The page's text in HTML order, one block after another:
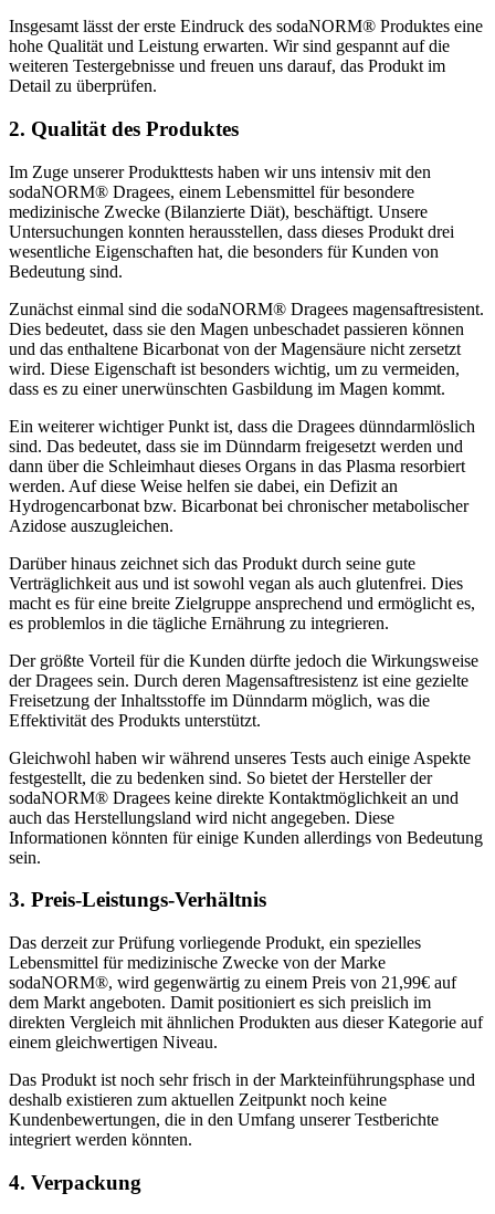
Insgesamt lässt der erste Eindruck des sodaNORM® Produktes eine
hohe Qualität und Leistung erwarten. Wir sind gespannt auf die
weiteren Testergebnisse und freuen uns darauf, das Produkt im
Detail zu überprüfen.
2. Qualität des Produktes
Im Zuge unserer Produkttests haben wir uns intensiv mit den
sodaNORM® Dragees, einem Lebensmittel für besondere
medizinische Zwecke (Bilanzierte Diät), beschäftigt. Unsere
Untersuchungen konnten herausstellen, dass dieses Produkt drei
wesentliche Eigenschaften hat, die besonders für Kunden von
Bedeutung sind.
Zunächst einmal sind die sodaNORM® Dragees magensaftresistent.
Dies bedeutet, dass sie den Magen unbeschadet passieren können
und das enthaltene Bicarbonat von der Magensäure nicht zersetzt
wird. Diese Eigenschaft ist besonders wichtig, um zu vermeiden,
dass es zu einer unerwünschten Gasbildung im Magen kommt.
Ein weiterer wichtiger Punkt ist, dass die Dragees dünndarmlöslich
sind. Das bedeutet, dass sie im Dünndarm freigesetzt werden und
dann über die Schleimhaut dieses Organs in das Plasma resorbiert
werden. Auf diese Weise helfen sie dabei, ein Defizit an
Hydrogencarbonat bzw. Bicarbonat bei chronischer metabolischer
Azidose auszugleichen.
Darüber hinaus zeichnet sich das Produkt durch seine gute
Verträglichkeit aus und ist sowohl vegan als auch glutenfrei. Dies
macht es für eine breite Zielgruppe ansprechend und ermöglicht es,
es problemlos in die tägliche Ernährung zu integrieren.
Der größte Vorteil für die Kunden dürfte jedoch die Wirkungsweise
der Dragees sein. Durch deren Magensaftresistenz ist eine gezielte
Freisetzung der Inhaltsstoffe im Dünndarm möglich, was die
Effektivität des Produkts unterstützt.
Gleichwohl haben wir während unseres Tests auch einige Aspekte
festgestellt, die zu bedenken sind. So bietet der Hersteller der
sodaNORM® Dragees keine direkte Kontaktmöglichkeit an und
auch das Herstellungsland wird nicht angegeben. Diese
Informationen könnten für einige Kunden allerdings von Bedeutung
sein.
3. Preis-Leistungs-Verhältnis
Das derzeit zur Prüfung vorliegende Produkt, ein spezielles
Lebensmittel für medizinische Zwecke von der Marke
sodaNORM®, wird gegenwärtig zu einem Preis von 21,99€ auf
dem Markt angeboten. Damit positioniert es sich preislich im
direkten Vergleich mit ähnlichen Produkten aus dieser Kategorie auf
einem gleichwertigen Niveau.
Das Produkt ist noch sehr frisch in der Markteinführungsphase und
deshalb existieren zum aktuellen Zeitpunkt noch keine
Kundenbewertungen, die in den Umfang unserer Testberichte
integriert werden könnten.
4. Verpackung